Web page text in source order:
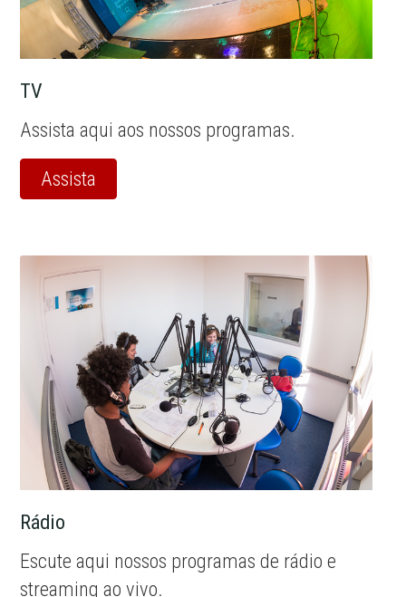
TV
Assista aqui aos nossos programas.
Assista
Rádio
Escute aqui nossos programas de rádio e
streaming ao vivo.